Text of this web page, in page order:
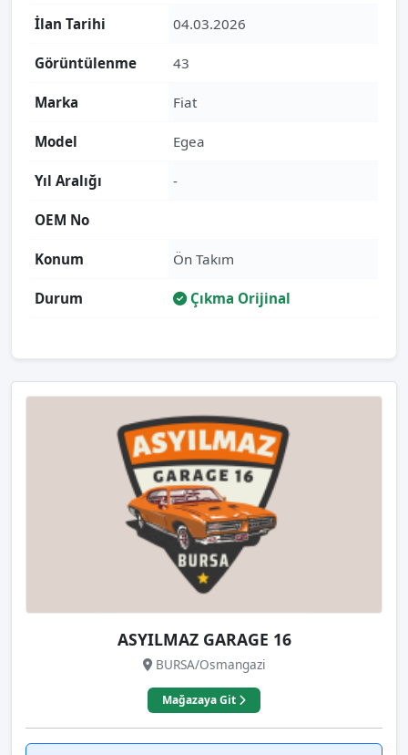
İlan Tarihi 04.03.2026
Görüntülenme 43
Marka Fiat
Model Egea
Yıl Aralığı -
OEM No
Konum Ön Takım
Durum Çıkma Orijinal
ASYILMAZ GARAGE 16
BURSA/Osmangazi
Mağazaya Git